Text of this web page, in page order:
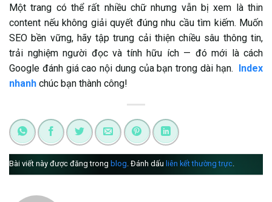
Một trang có thể rất nhiều chữ nhưng vẫn bị xem là thin
content nếu không giải quyết đúng nhu cầu tìm kiếm. Muốn
SEO bền vững, hãy tập trung cải thiện chiều sâu thông tin,
trải nghiệm người đọc và tính hữu ích — đó mới là cách
Google đánh giá cao nội dung của bạn trong dài hạn. Index
nhanh chúc bạn thành công!
Bài viết này được đăng trong blog. Đánh dấu liên kết thường trực.